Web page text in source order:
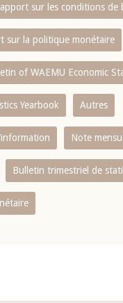
sur les conditions de
sur la politique monétaire
of WAEMU Economic
Yearbook Autres
Note
Bulletin trimestriel de